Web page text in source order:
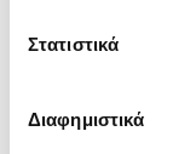
Στατιστικά
Διαφημιστικά
Πώς να